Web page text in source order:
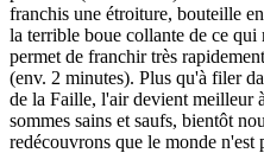
franchis une étroiture, bouteille
la terrible boue collante de ce qui
permet de franchir très
(env. 2 minutes). Plus qu'à filer
de la Faille, l'air devient meilleur
sommes sains et saufs, bientôt
redécouvrons que le monde n'est